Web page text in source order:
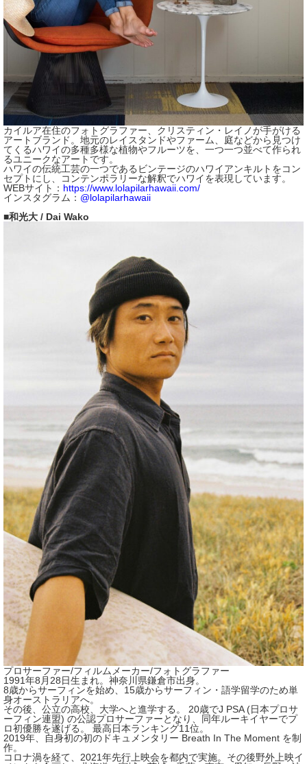
カイルア在住のフォトグラファー、クリスティン・レイノが手がける
アートブランド。地元のレイスタンドやファーム、庭などから見つけ
てくるハワイの多種多様な植物やフルーツを、一つ一つ並べて作られ
るユニークなアートです。
ハワイの伝統工芸の一つであるビンテージのハワイアンキルトをコン
セプトにし、コンテンポラリーな解釈でハワイを表現しています。
WEBサイト： https://www.lolapilarhawaii.com/
インスタグラム： @lolapilarhawaii
■和光大 / Dai Wako
プロサーファー/フィルムメーカー/フォトグラファー
1991年8月28日生まれ。神奈川県鎌倉市出身。
8歳からサーフィンを始め、15歳からサーフィン・語学留学のため単
身オーストラリアへ。
その後、公立の高校、大学へと進学する。 20歳でJ PSA (日本プロサ
ーフィン連盟) の公認プロサーファーとなり、同年ルーキイヤーでプ
ロ初優勝を遂げる。 最高日本ランキング11位。
2019年、自身初の初のドキュメンタリー Breath In The Moment を制
作。
コロナ渦を経て、2021年先行上映会を都内で実施。その後野外上映イ